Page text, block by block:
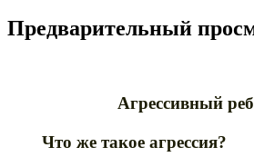
Предварительный
Агрессивный
Что же такое агрессия?